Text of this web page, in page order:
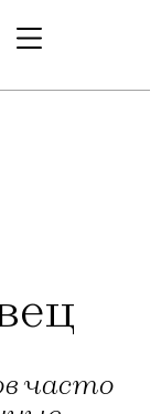
часто